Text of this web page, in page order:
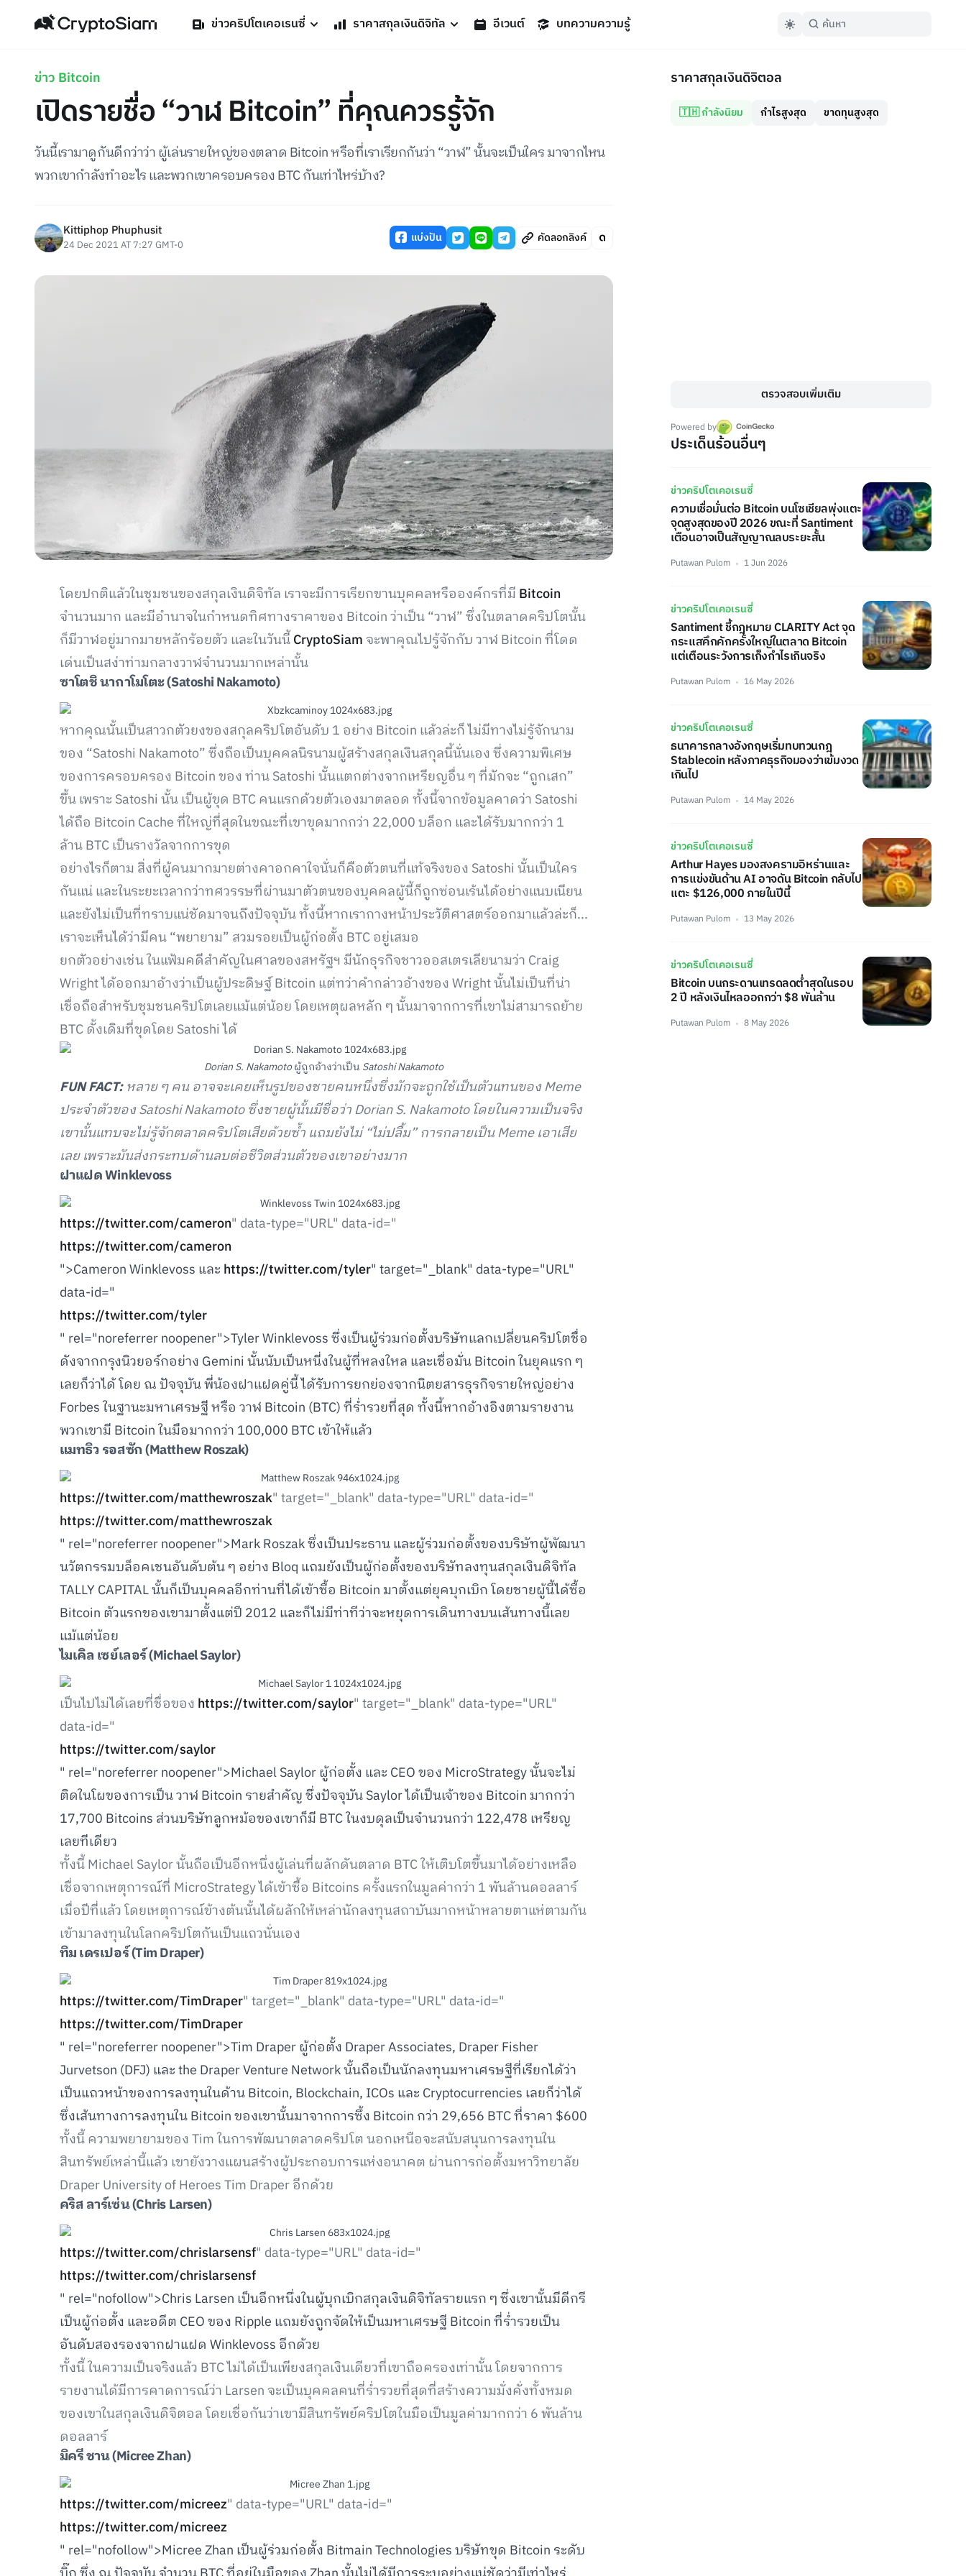
ข่าวคริปโตเคอเรนซี่ ราคาสกุลเงินดิจิทัล อีเวนต์ บทความความรู้
ข่าว Bitcoin
เปิดรายชื่อ “วาฬ Bitcoin” ที่คุณควรรู้จัก
วันนี้เรามาดูกันดีกว่าว่า ผู้เล่นรายใหญ่ของตลาด Bitcoin หรือที่เราเรียกกันว่า “วาฬ” นั้นจะเป็นใคร มาจากไหน
พวกเขากำลังทำอะไร และพวกเขาครอบครอง BTC กันเท่าไหร่บ้าง?
Kittiphop Phuphusit
24 Dec 2021 AT 7:27 GMT-0 แบ่งปัน คัดลอกลิงค์
โดยปกติแล้วในชุมชนของสกุลเงินดิจิทัล เราจะมีการเรียกขานบุคคลหรือองค์กรที่มี Bitcoin
จำนวนมาก และมีอำนาจในกำหนดทิศทางราคาของ Bitcoin ว่าเป็น “วาฬ” ซึ่งในตลาดคริปโตนั้น
ก็มีวาฬอยู่มากมายหลักร้อยตัว และในวันนี้CryptoSiam จะพาคุณไปรู้จักกับ วาฬ Bitcoin ที่โดด
เด่นเป็นสง่าท่ามกลางวาฬจำนวนมากเหล่านั้น
ซาโตชิ นากาโมโตะ (Satoshi Nakamoto)
หากคุณนั้นเป็นสาวกตัวยงของสกุลคริปโตอันดับ 1 อย่าง Bitcoin แล้วล่ะก็ ไม่มีทางไม่รู้จักนาม
ของ “Satoshi Nakamoto” ซึ่งถือเป็นบุคคลนิรนามผู้สร้างสกุลเงินสกุลนี้นั่นเอง ซึ่งความพิเศษ
ของการครอบครอง Bitcoin ของ ท่าน Satoshi นั้นแตกต่างจากเหรียญอื่น ๆ ที่มักจะ “ถูกเสก”
ขึ้น เพราะ Satoshi นั้น เป็นผู้ขุด BTC คนแรกด้วยตัวเองมาตลอด ทั้งนี้จากข้อมูลคาดว่า Satoshi
ได้ถือ Bitcoin Cache ที่ใหญ่ที่สุดในขณะที่เขาขุดมากกว่า 22,000 บล็อก และได้รับมากกว่า 1
ล้าน BTC เป็นรางวัลจากการขุด
อย่างไรก็ตาม สิ่งที่ผู้คนมากมายต่างคาอกคาใจนั่นก็คือตัวตนที่แท้จริงของ Satoshi นั้นเป็นใคร
กันแน่ และในระยะเวลากว่าทศวรรษที่ผ่านมาตัวตนของบุคคลผู้นี้ก็ถูกซ่อนเร้นได้อย่างแนบเนียน
และยังไม่เป็นที่ทราบแน่ชัดมาจนถึงปัจจุบัน ทั้งนี้หากเรากางหน้าประวัติศาสตร์ออกมาแล้วล่ะก็...
เราจะเห็นได้ว่ามีคน “พยายาม” สวมรอยเป็นผู้ก่อตั้ง BTC อยู่เสมอ
ยกตัวอย่างเช่น ในแฟ้มคดีสำคัญในศาลของสหรัฐฯ มีนักธุรกิจชาวออสเตรเลียนามว่า Craig
Wright ได้ออกมาอ้างว่าเป็นผู้ประดิษฐ์ Bitcoin แต่ทว่าคำกล่าวอ้างของ Wright นั้นไม่เป็นที่น่า
เชื่อถือสำหรับชุมชนคริปโตเลยแม้แต่น้อย โดยเหตุผลหลัก ๆ นั้นมาจากการที่เขาไม่สามารถย้าย
BTC ดั้งเดิมที่ขุดโดย Satoshi ได้
Dorian S. Nakamotoผู้ถูกอ้างว่าเป็น Satoshi Nakamoto
FUN FACT: หลาย ๆ คน อาจจะเคยเห็นรูปของชายคนหนึ่งซึ่งมักจะถูกใช้เป็นตัวแทนของMeme
ประจำตัวของSatoshi Nakamotoซึ่งชายผู้นั้นมีชื่อว่า Dorian S. Nakamoto โดยในความเป็นจริง
เขานั้นแทบจะไม่รู้จักตลาดคริปโตเสียด้วยซ้ำ แถมยังไม่ “ไม่ปลื้ม” การกลายเป็น Meme เอาเสีย
เลย เพราะมันส่งกระทบด้านลบต่อชีวิตส่วนตัวของเขาอย่างมาก
ฝาแฝดWinklevoss
https://twitter.com/cameron" data-type="URL" data-id="
https://twitter.com/cameron
">Cameron Winklevoss และ https://twitter.com/tyler" target="_blank" data-type="URL"
data-id="
https://twitter.com/tyler
" rel="noreferrer noopener">Tyler Winklevoss ซึ่งเป็นผู้ร่วมก่อตั้งบริษัทแลกเปลี่ยนคริปโตชื่อ
ดังจากกรุงนิวยอร์กอย่าง Gemini นั้นนับเป็นหนี่งในผู้ที่หลงใหล และเชื่อมั่น Bitcoin ในยุคแรก ๆ
เลยก็ว่าได้ โดย ณ ปัจจุบัน พี่น้องฝาแฝดคู่นี้ ได้รับการยกย่องจากนิตยสารธุรกิจรายใหญ่อย่าง
Forbes ในฐานะมหาเศรษฐี หรือ วาฬ Bitcoin (BTC) ที่ร่ำรวยที่สุด ทั้งนี้หากอ้างอิงตามรายงาน
พวกเขามี Bitcoin ในมือมากกว่า 100,000 BTC เข้าให้แล้ว
แมทธิว รอสซัก (Matthew Roszak)
https://twitter.com/matthewroszak" target="_blank" data-type="URL" data-id="
https://twitter.com/matthewroszak
" rel="noreferrer noopener">Mark Roszak ซึ่งเป็นประธาน และผู้ร่วมก่อตั้งของบริษัทผู้พัฒนา
นวัตกรรมบล็อคเชนอันดับต้น ๆ อย่าง Bloq แถมยังเป็นผู้ก่อตั้งของบริษัทลงทุนสกุลเงินดิจิทัล
TALLY CAPITAL นั้นก็เป็นบุคคลอีกท่านที่ได้เข้าซื้อ Bitcoin มาตั้งแต่ยุคบุกเบิก โดยชายผู้นี้ได้ซื้อ
Bitcoin ตัวแรกของเขามาตั้งแต่ปี 2012 และก็ไม่มีท่าทีว่าจะหยุดการเดินทางบนเส้นทางนี้เลย
แม้แต่น้อย
ไมเคิล เซย์เลอร์ (MichaelSaylor)
เป็นไปไม่ได้เลยที่ชื่อของ https://twitter.com/saylor" target="_blank" data-type="URL"
data-id="
https://twitter.com/saylor
" rel="noreferrer noopener">Michael Saylor ผู้ก่อตั้ง และ CEO ของ MicroStrategy นั้นจะไม่
ติดในโผของการเป็น วาฬ Bitcoin รายสำคัญ ชึ่งปัจจุบัน Saylor ได้เป็นเจ้าของ Bitcoin มากกว่า
17,700 Bitcoins ส่วนบริษัทลูกหม้อของเขาก็มี BTC ในงบดุลเป็นจำนวนกว่า 122,478 เหรียญ
เลยทีเดียว
ทั้งนี้ Michael Saylor นั้นถือเป็นอีกหนึ่งผู้เล่นที่ผลักดันตลาด BTC ให้เติบโตขึ้นมาได้อย่างเหลือ
เชื่อจากเหตุการณ์ที่ MicroStrategy ได้เข้าซื้อ Bitcoins ครั้งแรกในมูลค่ากว่า 1 พันล้านดอลลาร์
เมื่อปีที่แล้ว โดยเหตุการณ์ข้างต้นนั้นได้ผลักให้เหล่านักลงทุนสถาบันมากหน้าหลายตาแห่ตามกัน
เข้ามาลงทุนในโลกคริปโตกันเป็นแถวนั่นเอง
ทิม เดรเปอร์(Tim Draper)
https://twitter.com/TimDraper" target="_blank" data-type="URL" data-id="
https://twitter.com/TimDraper
" rel="noreferrer noopener">Tim Draper ผู้ก่อตั้ง Draper Associates, Draper Fisher
Jurvetson (DFJ) และ the Draper Venture Network นั้นถือเป็นนักลงทุนมหาเศรษฐีที่เรียกได้ว่า
เป็นแถวหน้าของการลงทุนในด้าน Bitcoin, Blockchain, ICOs และ Cryptocurrencies เลยก็ว่าได้
ซึ่งเส้นทางการลงทุนใน Bitcoin ของเขานั้นมาจากการซึ้ง Bitcoin กว่า 29,656 BTC ที่ราคา $600
ทั้งนี้ ความพยายามของ Tim ในการพัฒนาตลาดคริปโต นอกเหนือจะสนับสนุนการลงทุนใน
สินทรัพย์เหล่านี้แล้ว เขายังวางแผนสร้างผู้ประกอบการแห่งอนาคต ผ่านการก่อตั้งมหาวิทยาลัย
Draper University of Heroes Tim Draper อีกด้วย
คริส ลาร์เซ่น(Chris Larsen)
https://twitter.com/chrislarsensf" data-type="URL" data-id="
https://twitter.com/chrislarsensf
" rel="nofollow">Chris Larsen เป็นอีกหนึ่งในผู้บุกเบิกสกุลเงินดิจิทัลรายแรก ๆ ซึ่งเขานั้นมีดีกรี
เป็นผู้ก่อตั้ง และอดีต CEO ของ Ripple แถมยังถูกจัดให้เป็นมหาเศรษฐี Bitcoin ที่ร่ำรวยเป็น
อันดับสองรองจากฝาแฝด Winklevoss อีกด้วย
ทั้งนี้ ในความเป็นจริงแล้ว BTC ไม่ได้เป็นเพียงสกุลเงินเดียวที่เขาถือครองเท่านั้น โดยจากการ
รายงานได้มีการคาดการณ์ว่า Larsen จะเป็นบุคคลคนที่ร่ำรวยที่สุดที่สร้างความมั่งคั่งทั้งหมด
ของเขาในสกุลเงินดิจิตอล โดยเชื่อกันว่าเขามีสินทรัพย์คริปโตในมือเป็นมูลค่ามากกว่า 6 พันล้าน
ดอลลาร์
มิครี ชาน(Micree Zhan)
https://twitter.com/micreez" data-type="URL" data-id="
https://twitter.com/micreez
" rel="nofollow">Micree Zhan เป็นผู้ร่วมก่อตั้ง Bitmain Technologies บริษัทขุด Bitcoin ระดับ
ราคาสกุลเงินดิจิตอล
🇹🇭 กำลังนิยม กำไรสูงสุด ขาดทุนสูงสุด
ตรวจสอบเพิ่มเติม
Powered by
ประเด็นร้อนอื่นๆ
ข่าวคริปโตเคอเรนซี่
ความเชื่อมั่นต่อ Bitcoin บนโซเชียลพุ่งแตะ
จุดสูงสุดของปี 2026 ขณะที่ Santiment
เตือนอาจเป็นสัญญาณลบระยะสั้น
Putawan Pulom 1 Jun 2026
ข่าวคริปโตเคอเรนซี่
Santiment ชี้กฎหมาย CLARITY Act จุด
กระแสคึกคักครั้งใหญ่ในตลาด Bitcoin
แต่เตือนระวังการเก็งกำไรเกินจริง
Putawan Pulom 16 May 2026
ข่าวคริปโตเคอเรนซี่
ธนาคารกลางอังกฤษเริ่มทบทวนกฎ
Stablecoin หลังภาคธุรกิจมองว่าเข้มงวด
เกินไป
Putawan Pulom 14 May 2026
ข่าวคริปโตเคอเรนซี่
Arthur Hayes มองสงครามอิหร่านและ
การแข่งขันด้าน AI อาจดัน Bitcoin กลับไป
แตะ $126,000 ภายในปีนี้
Putawan Pulom 13 May 2026
ข่าวคริปโตเคอเรนซี่
Bitcoin บนกระดานเทรดลดต่ำสุดในรอบ
2 ปี หลังเงินไหลออกกว่า $8 พันล้าน
Putawan Pulom 8 May 2026